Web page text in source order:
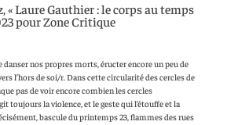
« Laure Gauthier : le corps au temps
pour Zone Critique
danser nos propres morts, éructer encore un peu de
l’hors de soi/r. Dans cette circularité des cercles de
pas de voir encore combien les cercles
toujours la violence, et le geste qui l’étouffe et la
bascule du printemps 23, flammes des rues